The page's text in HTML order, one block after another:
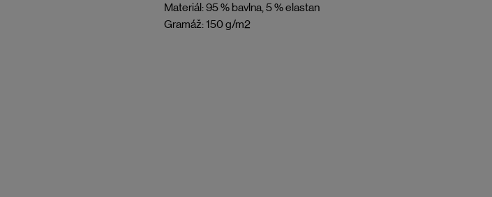
Materiál: 95 % bavlna, 5 % elastan
Gramáž: 150 g/m2